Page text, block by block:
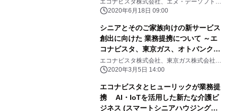
記録へ 『ツクイ・ののあおやま』へ
エコナビスタ株式会社、エヌ・デーソフトウ
ェア株式会社
2020年6月18日 09:00
シニアとそのご家族向けの新サービス
創出に向けた 業務提携について ～エ
コナビスタ、東京ガス、オトバンク、
ユカイ工学が共創～
エコナビスタ株式会社、東京ガス株式会社、
株式会社オトバンク、ユカイ工学株式会社
2020年3月5日 14:00
エコナビスタとヒューリックが業務提
携 AI・IoTを活用した新たな介護ビ
ジネス (スマートシニアハウジング構